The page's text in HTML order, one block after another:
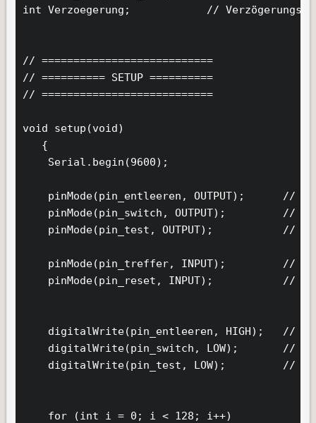
int Verzoegerung;            //
// ===========================
// ========== SETUP ==========
// ===========================
void setup(void)
   {
    Serial.begin(9600);
pinMode(pin_entleeren, OUTPUT);      //
pinMode(pin_switch, OUTPUT);         //
pinMode(pin_test, OUTPUT);           //
pinMode(pin_treffer, INPUT);         //
pinMode(pin_reset, INPUT);           //
digitalWrite(pin_entleeren, HIGH);   //
digitalWrite(pin_switch, LOW);       //
digitalWrite(pin_test, LOW);         //
    for (int i = 0; i < 128; i++)